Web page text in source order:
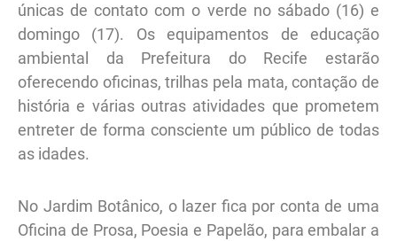
únicas de contato com o verde no sábado (16) e
domingo (17). Os equipamentos de educação
ambiental da Prefeitura do Recife estarão
oferecendo oficinas, trilhas pela mata, contação de
história e várias outras atividades que prometem
entreter de forma consciente um público de todas
as idades.
No Jardim Botânico, o lazer fica por conta de uma
Oficina de Prosa, Poesia e Papelão, para embalar a